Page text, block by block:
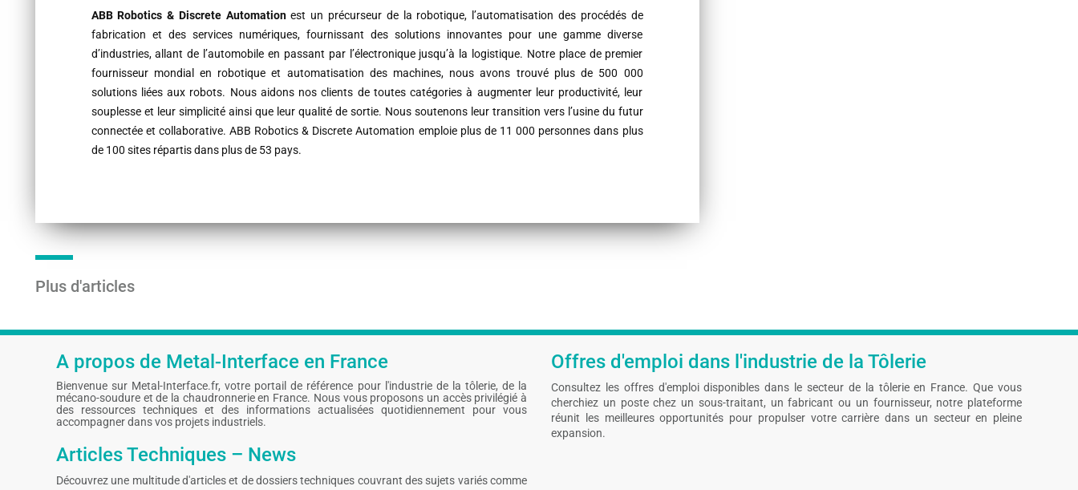
ABB Robotics & Discrete Automationest un précurseur de la robotique, l’automatisation des procédés de
fabrication et des services numériques, fournissant des solutions innovantes pour une gamme diverse
d’industries, allant de l’automobile en passant par l’électronique jusqu’à la logistique. Notre place de premier
fournisseur mondial en robotique et automatisation des machines, nous avons trouvé plus de 500 000
solutions liées aux robots. Nous aidons nos clients de toutes catégories à augmenter leur productivité, leur
souplesse et leur simplicité ainsi que leur qualité de sortie. Nous soutenons leur transition vers l’usine du futur
connectée et collaborative. ABB Robotics & Discrete Automation emploie plus de 11 000 personnes dans plus
de 100 sites répartis dans plus de 53 pays.
Plus d'articles
A propos de Metal-Interface en France
Bienvenue sur Metal-Interface.fr, votre portail de référence pour l'industrie de la tôlerie, de la
mécano-soudure et de la chaudronnerie en France. Nous vous proposons un accès privilégié à
des ressources techniques et des informations actualisées quotidiennement pour vous
accompagner dans vos projets industriels.
Articles Techniques – News
Découvrez une multitude d'articles et de dossiers techniques couvrant des sujets variés comme
Offres d'emploi dans l'industrie de la Tôlerie
Consultez les offres d'emploi disponibles dans le secteur de la tôlerie en France. Que vous
cherchiez un poste chez un sous-traitant, un fabricant ou un fournisseur, notre plateforme
réunit les meilleures opportunités pour propulser votre carrière dans un secteur en pleine
expansion.